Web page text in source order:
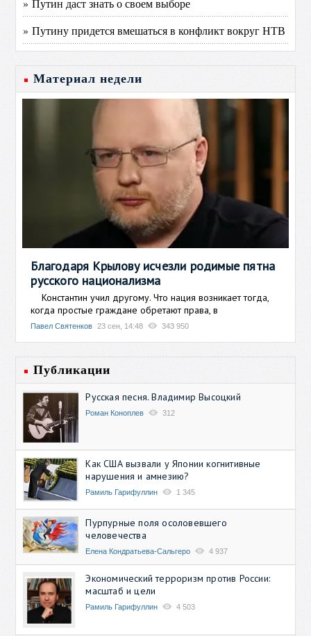
» Путин даст знать о своем выборе
» Путину придется вмешаться в конфликт вокруг НТВ
Материал недели
Благодаря Крылову исчезли родимые пятна
русского национализма
Константин учил другому. Что нация возникает тогда,
когда простые граждане обретают права, в
Павел Святенков 23 сен, 14:48 343 950
Публикации
Русская песня. Владимир Высоцкий
Роман Коноплев 312
Как США вызвали у Японии когнитивные
нарушения и амнезию?
Рамиль Гарифуллин 1 345
Пурпурные поля осоловевшего
человечества
Елена Кондратьева-Сальгеро 4 937
Экономический терроризм против России:
масштаб и цели
Рамиль Гарифуллин 4 503